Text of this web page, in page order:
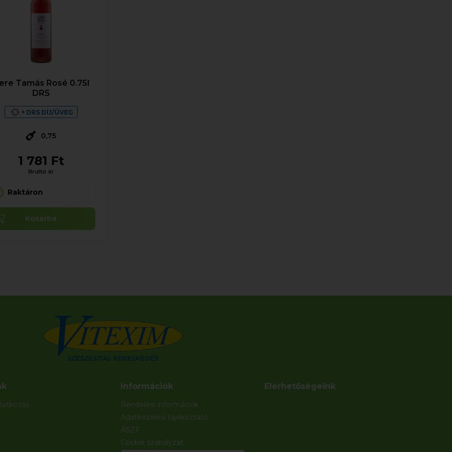
Tamás Rosé 0.75l
DRS
+ DRS DÍJ/ÜVEG
0,75
1 781 Ft
Bruttó ár
Raktáron
Kosárba
Információk
Rendelési információk
Adatkezelési tájékoztató
ÁSZF
Cookie szabályzat
Elérhetőségeink